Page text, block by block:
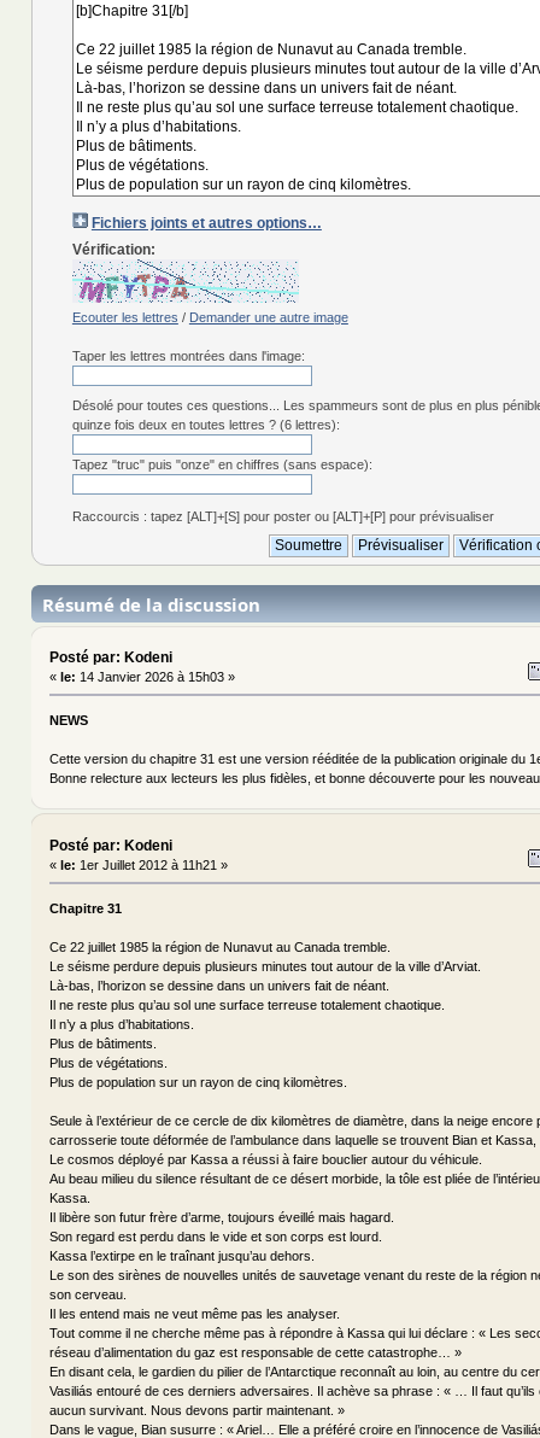
Fichiers joints et autres options…
Vérification:
Ecouter les lettres / Demander une autre image
Taper les lettres montrées dans l'image:
Désolé pour toutes ces questions... Les spammeurs sont de plus en plus
quinze fois deux en toutes lettres ? (6 lettres):
Tapez "truc" puis "onze" en chiffres (sans espace):
Raccourcis : tapez [ALT]+[S] pour poster ou [ALT]+[P] pour prévisualiser
Résumé de la discussion
Posté par: Kodeni
« le: 14 Janvier 2026 à 15h03 »
NEWS
Cette version du chapitre 31 est une version rééditée de la publication originale du
Bonne relecture aux lecteurs les plus fidèles, et bonne découverte pour les
Posté par: Kodeni
« le: 1er Juillet 2012 à 11h21 »
Chapitre 31
Ce 22 juillet 1985 la région de Nunavut au Canada tremble.
Le séisme perdure depuis plusieurs minutes tout autour de la ville d’Arviat.
Là-bas, l’horizon se dessine dans un univers fait de néant.
Il ne reste plus qu’au sol une surface terreuse totalement chaotique.
Il n’y a plus d’habitations.
Plus de bâtiments.
Plus de végétations.
Plus de population sur un rayon de cinq kilomètres.
Seule à l’extérieur de ce cercle de dix kilomètres de diamètre, dans la neige encore
carrosserie toute déformée de l’ambulance dans laquelle se trouvent Bian et
Le cosmos déployé par Kassa a réussi à faire bouclier autour du véhicule.
Au beau milieu du silence résultant de ce désert morbide, la tôle est pliée de
Kassa.
Il libère son futur frère d’arme, toujours éveillé mais hagard.
Son regard est perdu dans le vide et son corps est lourd.
Kassa l’extirpe en le traînant jusqu’au dehors.
Le son des sirènes de nouvelles unités de sauvetage venant du reste de la région
son cerveau.
Il les entend mais ne veut même pas les analyser.
Tout comme il ne cherche même pas à répondre à Kassa qui lui déclare : « Les
réseau d’alimentation du gaz est responsable de cette catastrophe… »
En disant cela, le gardien du pilier de l’Antarctique reconnaît au loin, au centre du
Vasiliás entouré de ces derniers adversaires. Il achève sa phrase : « … Il faut qu’ils
aucun survivant. Nous devons partir maintenant. »
Dans le vague, Bian susurre : « Ariel… Elle a préféré croire en l’innocence de